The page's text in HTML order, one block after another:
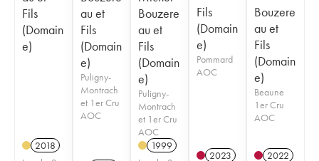
Fils
(Domain
e)
2018
au et
Fils
(Domain
e)
Puligny-
Montrach
et 1er Cru
AOC
Bouzere
au et
Fils
(Domain
e)
Puligny-
Montrach
et 1er Cru
AOC
1999
Fils
(Domain
e)
Pommard
AOC
2023
Bouzere
au et
Fils
(Domain
e)
Beaune
1er Cru
AOC
2022